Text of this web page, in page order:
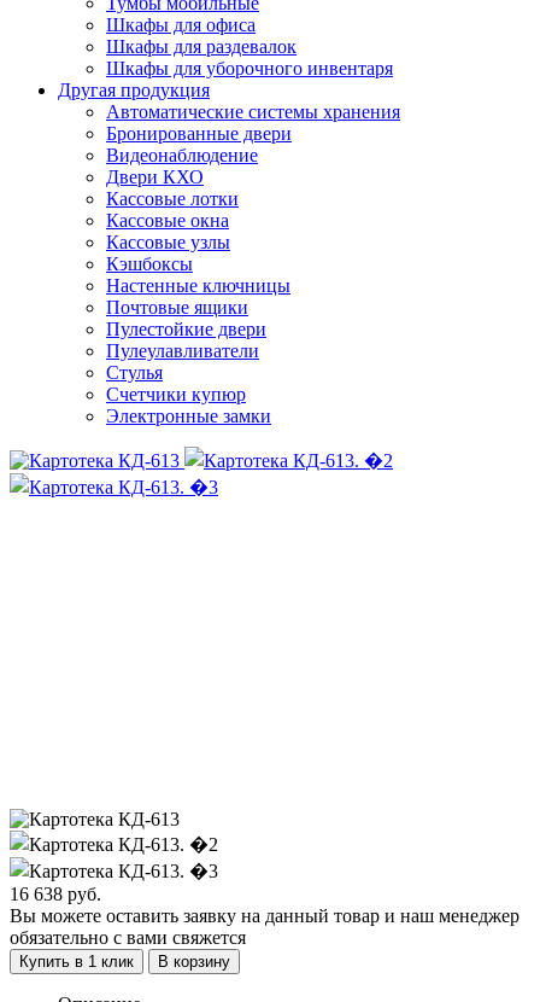
Шкафы для офиса
Шкафы для раздевалок
Шкафы для уборочного инвентаря
Другая продукция
Автоматические системы хранения
Бронированные двери
Видеонаблюдение
Двери КХО
Кассовые лотки
Кассовые окна
Кассовые узлы
Кэшбоксы
Настенные ключницы
Почтовые ящики
Пулестойкие двери
Пулеулавливатели
Стулья
Счетчики купюр
Электронные замки
16 638 руб.
Вы можете оставить заявку на данный товар и наш менеджер
обязательно с вами свяжется
Купить в 1 клик В корзину